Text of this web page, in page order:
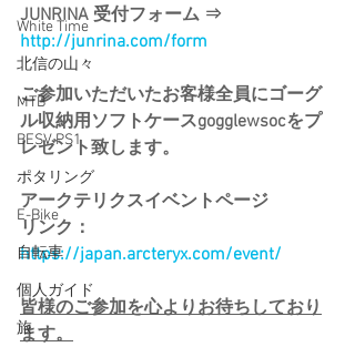
White Time
北信の山々
MTB
BESV PS1
ポタリング
E-Bike
自転車
個人ガイド
旅
JUNRINA 受付フォーム ⇒
http://junrina.com/form
ご参加いただいたお客様全員にゴーグ
ル収納用ソフトケースgogglewsocをプ
レゼント致します。
アークテリクスイベントページ
​リンク：
https://japan.arcteryx.com/event/
​皆様のご参加を心よりお待ちしており
ます。